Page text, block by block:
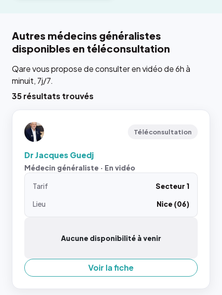
Autres médecins généralistes
disponibles en téléconsultation
Qare vous propose de consulter en vidéo de 6h à
minuit, 7j/7.
35 résultats trouvés
Téléconsultation
Dr Jacques Guedj
Médecin généraliste · En vidéo
Tarif
Secteur 1
Lieu
Nice (06)
Aucune disponibilité à venir
Voir la fiche